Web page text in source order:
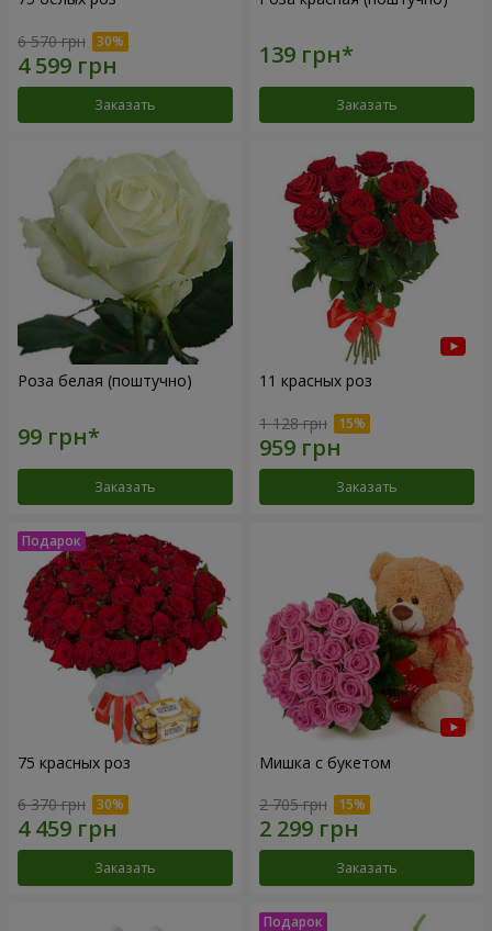
6 570 грн
Заказать Заказать
Роза белая (поштучно)
Заказать
11 красных роз
1 128 грн
Заказать
75 красных роз
6 370 грн
Заказать
Мишка с букетом
2 705 грн
Заказать